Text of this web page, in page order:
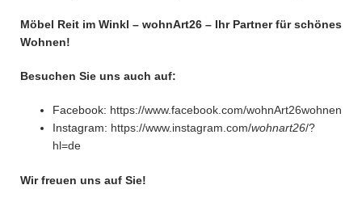
Möbel Reit im Winkl – wohnArt26 – Ihr Partner für schönes
Wohnen!
Besuchen Sie uns auch auf:
Facebook: https://www.facebook.com/wohnArt26wohnen
Instagram: https://www.instagram.com/wohnart26/?
hl=de
Wir freuen uns auf Sie!